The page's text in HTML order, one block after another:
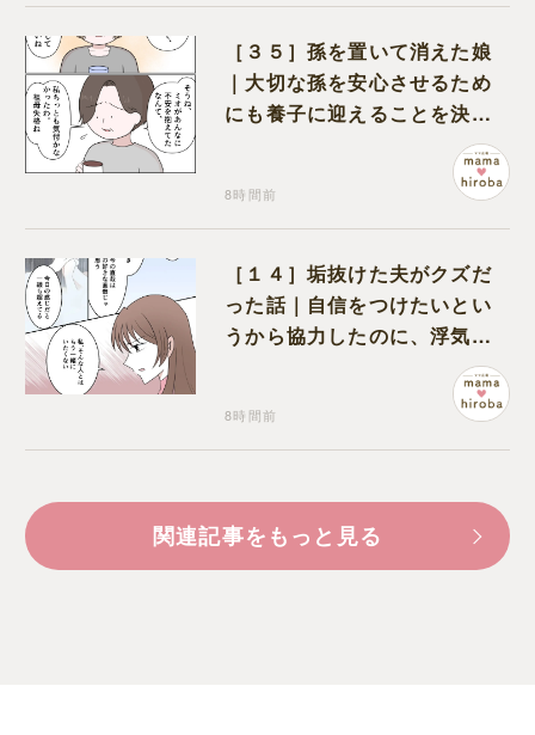
［３５］孫を置いて消えた娘
｜大切な孫を安心させるため
にも養子に迎えることを決心
8時間前
［１４］垢抜けた夫がクズだ
った話｜自信をつけたいとい
うから協力したのに、浮気と
8時間前
関連記事をもっと見る